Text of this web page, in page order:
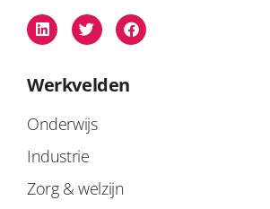
Werkvelden
Onderwijs
Industrie
Zorg & welzijn